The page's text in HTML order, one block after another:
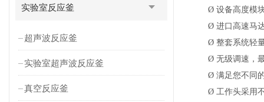
实验室反应釜
超声波反应釜
实验室超声波反应釜
真空反应釜
Ø 设备高度模
Ø 进口高速马
Ø 整套系统轻
Ø 无级调速，
Ø 满足您不同
Ø 工作头采用